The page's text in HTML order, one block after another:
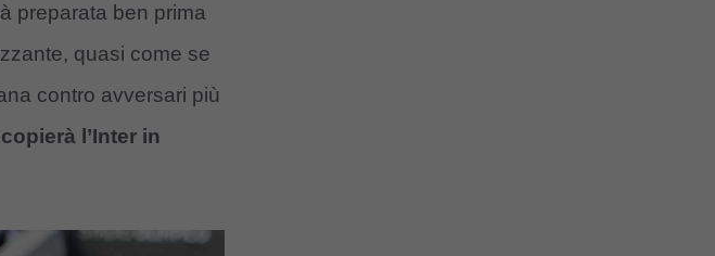
preparata ben prima
quasi come se
contro avversari più
l’Inter in